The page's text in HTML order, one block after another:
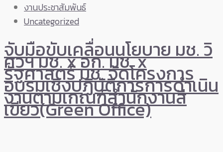
งานประชาสัมพันธ์
Uncategorized
จับมือขับเคลื่อนนโยบาย มช. วิ
ศวฯ มช. x อก. มช. x
รัฐศาสตร์ มช. จัดโครงการ
อบรมเชิงปฏิบัติการการดําเนิน
งานตามเกณฑ์สํานักงานสี
เขียว(Green Office)